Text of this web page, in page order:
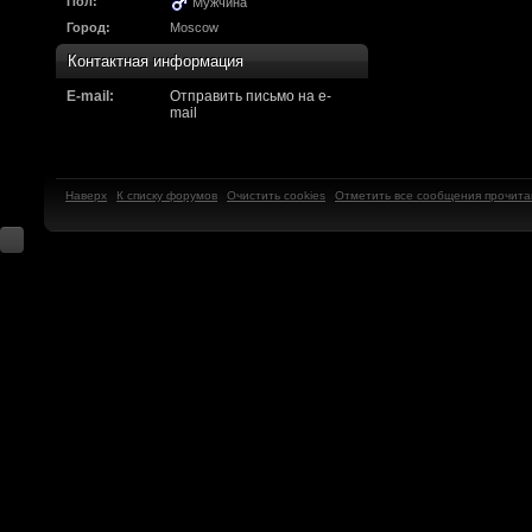
другие
https://discord.gg/
F@Nt0M
Kadzicy :
Город:
Moscow
Контактная информация
E-mail:
Отправить письмо на e-
mail
Наверх К списку форумов Очистить cookies Отметить все сообщения